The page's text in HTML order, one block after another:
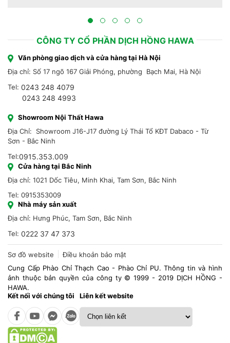
CÔNG TY CỔ PHẦN DỊCH HỒNG HAWA
Văn phòng giao dịch và cửa hàng tại Hà Nội
Địa chỉ: Số 17 ngõ 167 Giải Phóng, phường Bạch Mai, Hà Nội
Tel: 0243 248 4079
0243 248 4993
Showroom Nội Thất Hawa
Địa Chỉ: Showroom J16-J17 đường Lý Thái Tổ KĐT Dabaco - Từ
Sơn - Bắc Ninh
Tel:0915.353.009
Cửa hàng tại Bắc Ninh
Địa chỉ: 1021 Dốc Tiêu, Minh Khai, Tam Sơn, Bắc Ninh
Tel: 0915353009
Nhà máy sản xuất
Địa chỉ: Hưng Phúc, Tam Sơn, Bắc Ninh
Tel: 0222 37 47 373
Sơ đồ website
Điều khoản bảo mật
Cung Cấp Phào Chỉ Thạch Cao - Phào Chỉ PU. Thông tin và hình
ảnh thuộc bản quyền của công ty © 1999 - 2019 DỊCH HỒNG -
HAWA.
Kết nối với chúng tôi
Liên kết website